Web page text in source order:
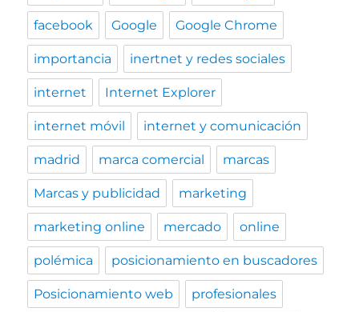
facebook Google Google Chrome
importancia inertnet y redes sociales
internet Internet Explorer
internet móvil internet y comunicación
madrid marca comercial marcas
Marcas y publicidad marketing
marketing online mercado online
polémica posicionamiento en buscadores
Posicionamiento web profesionales